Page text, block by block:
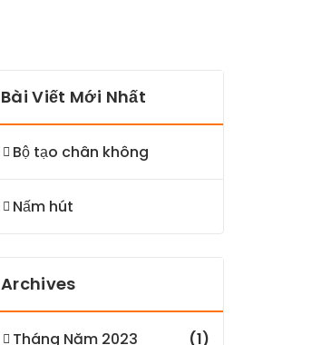
Bài Viết Mới Nhất
Bộ tạo chân không
Nấm hút
Archives
Tháng Năm 2023 (1)